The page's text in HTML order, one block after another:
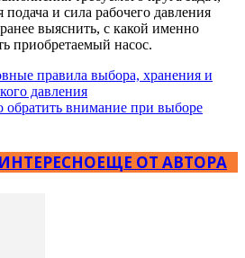
и сила рабочего давления
выяснить, с какой именно
приобретаемый насос.
правила выбора, хранения и
давления
обратить внимание при выборе
ЕЩЕ ОТ АВТОРА